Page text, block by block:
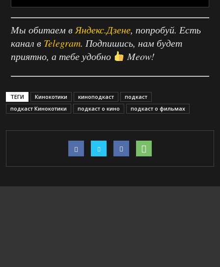
Мы обитаем в Яндекс.Дзене, попробуй. Есть
канал в Telegram. Подпишись, нам будет
приятно, а тебе удобно
Meow!
ТЕГИ Кинокотики киноподкаст
подкаст
подкаст Кинокотики
подкаст о кино подкаст о фильмах